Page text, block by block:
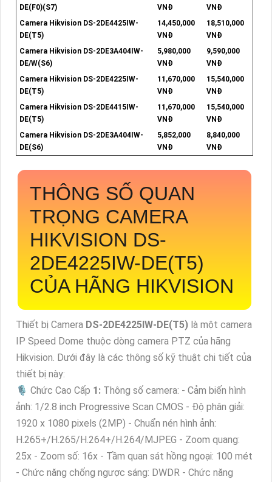
DE(F0)(S7)
VNĐ
VNĐ
Camera Hikvision DS-2DE4425IW-
DE(T5)
14,450,000
VNĐ
18,510,000
VNĐ
Camera Hikvision DS-2DE3A404IW-
DE/W(S6)
5,980,000
VNĐ
9,590,000
VNĐ
Camera Hikvision DS-2DE4225IW-
DE(T5)
11,670,000
VNĐ
15,540,000
VNĐ
Camera Hikvision DS-2DE4415IW-
DE(T5)
11,670,000
VNĐ
15,540,000
VNĐ
Camera Hikvision DS-2DE3A404IW-
DE(S6)
5,852,000
VNĐ
8,840,000
VNĐ
THÔNG SỐ QUAN
TRỌNG CAMERA
HIKVISION DS-
2DE4225IW-DE(T5)
CỦA HÃNG HIKVISION
Thiết bị Camera DS-2DE4225IW-DE(T5) là một camera
IP Speed Dome thuộc dòng camera PTZ của hãng
Hikvision. Dưới đây là các thông số kỹ thuật chi tiết của
thiết bị này:
🎙 Chức Cao Cấp 1: Thông số camera: - Cảm biến hình
ảnh: 1/2.8 inch Progressive Scan CMOS - Độ phân giải:
1920 x 1080 pixels (2MP) - Chuẩn nén hình ảnh:
H.265+/H.265/H.264+/H.264/MJPEG - Zoom quang:
25x - Zoom số: 16x - Tầm quan sát hồng ngoại: 100 mét
- Chức năng chống ngược sáng: DWDR - Chức năng